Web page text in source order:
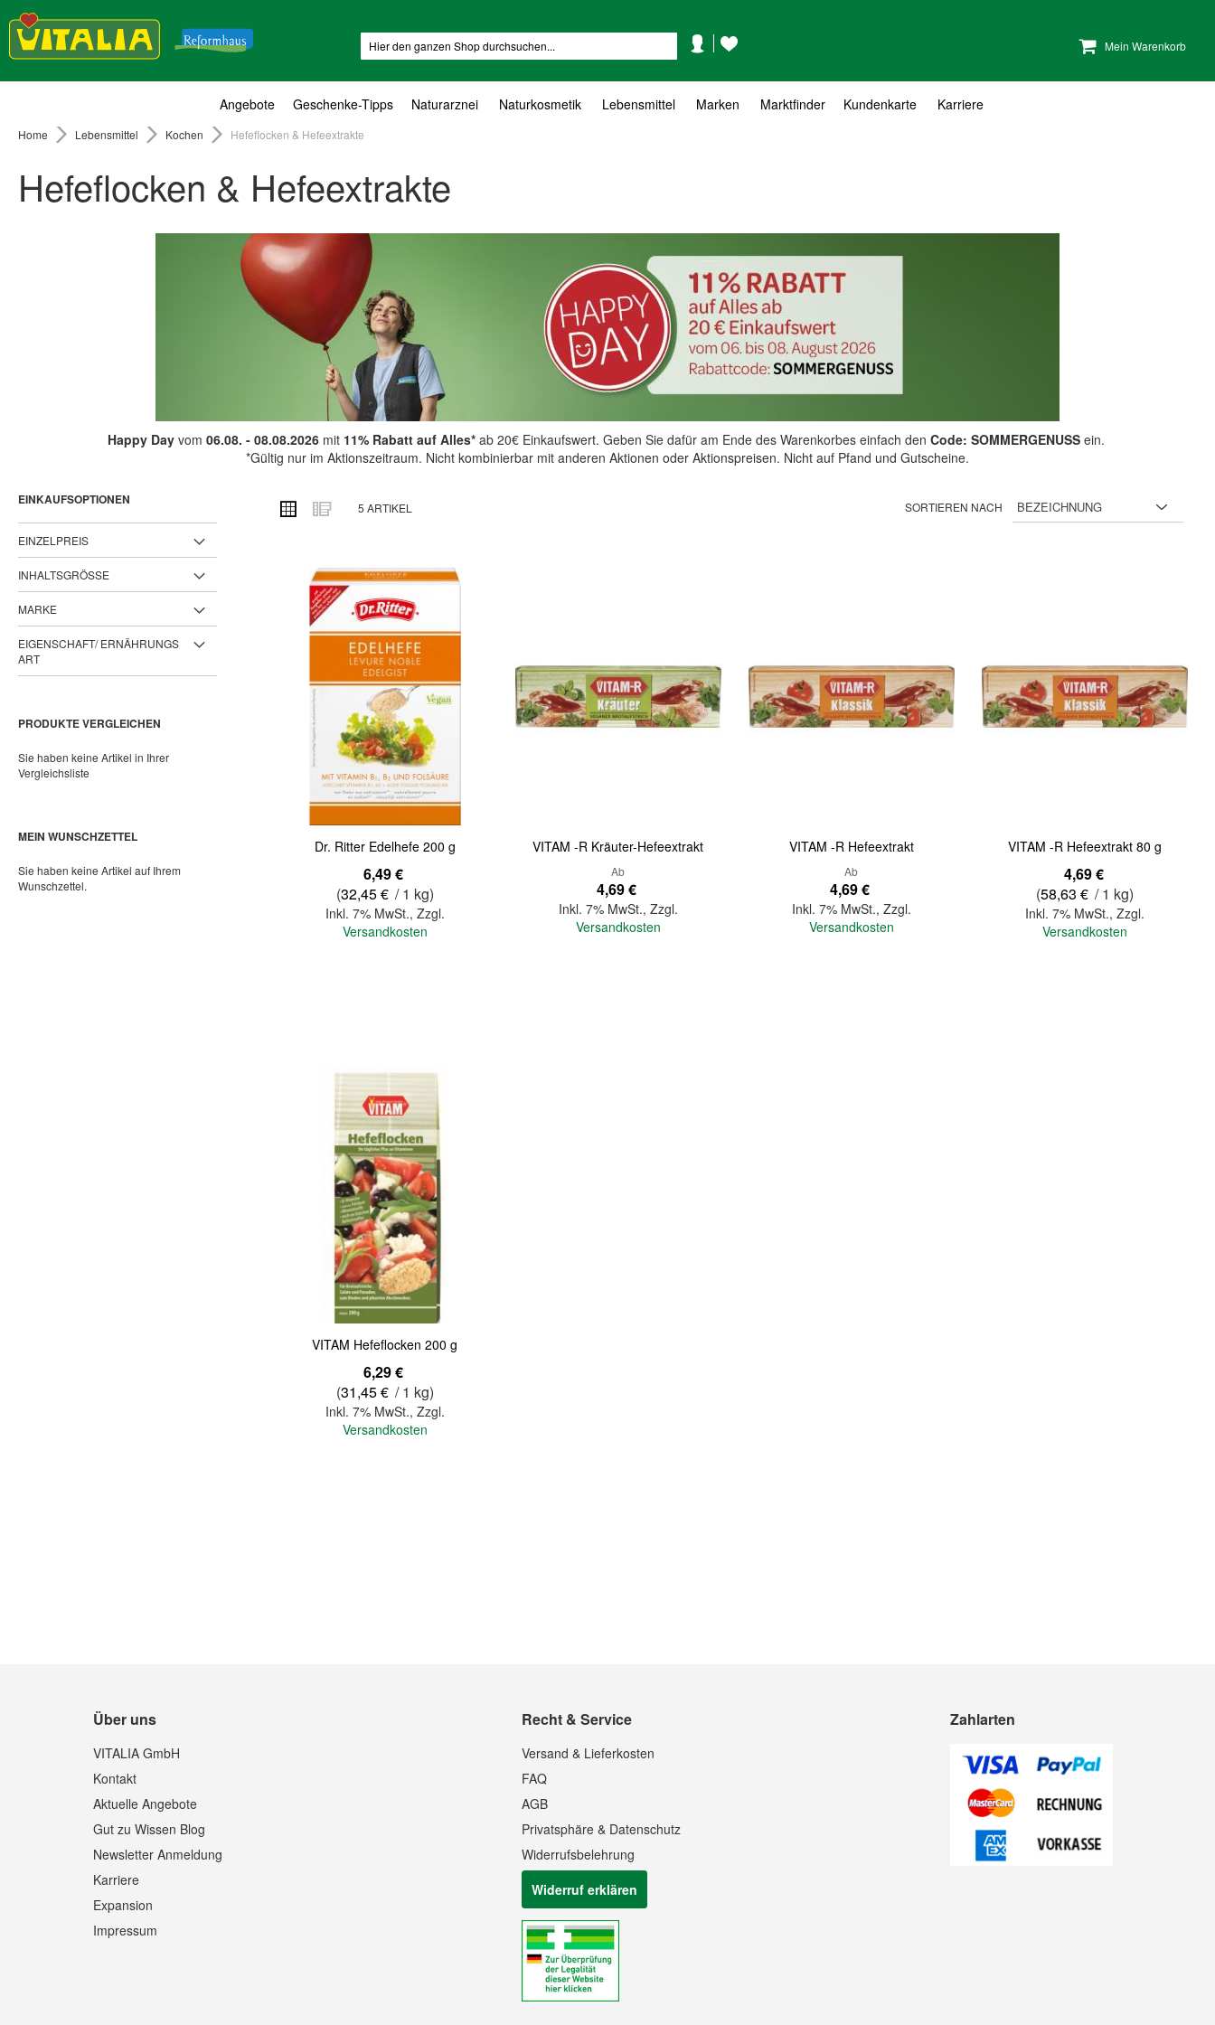
Mein Warenkorb
KontoWunschzettel
Angebote Geschenke-Tipps Naturarznei Naturkosmetik Lebensmittel Marken Marktfinder Kundenkarte Karriere
Home Lebensmittel Kochen Hefeflocken & Hefeextrakte
Hefeflocken & Hefeextrakte
Happy Dayvom 06.08. - 08.08.2026mit 11% Rabatt auf Alles*ab 20€ Einkaufswert. Geben Sie dafür am Ende des Warenkorbes einfach den Code: SOMMERGENUSSein.
*Gültig nur im Aktionszeitraum. Nicht kombinierbar mit anderen Aktionen oder Aktionspreisen. Nicht auf Pfand und Gutscheine.
ANSICHT
ALS
Raster Liste
5 ARTIKEL SORTIEREN NACH
Dr. Ritter Edelhefe 200 g
6,49 €
(32,45 € / 1 kg)
Inkl. 7% MwSt., Zzgl.
Versandkosten
Quickview
VITAM -R Kräuter-Hefeextrakt
Ab
4,69 €
Inkl. 7% MwSt., Zzgl.
Versandkosten
VITAM -R Hefeextrakt
Ab
4,69 €
Inkl. 7% MwSt., Zzgl.
Versandkosten
VITAM -R Hefeextrakt 80 g
4,69 €
(58,63 € / 1 kg)
Inkl. 7% MwSt.,Zzgl.
Versandkosten
VITAM Hefeflocken 200 g
6,29 €
(31,45 € / 1 kg)
Inkl. 7% MwSt., Zzgl.
Versandkosten
EINKAUFSOPTIONEN
EINZELPREIS
INHALTSGRÖSSE
MARKE
EIGENSCHAFT/ ERNÄHRUNGS
ART
PRODUKTE VERGLEICHEN
Sie haben keine Artikel in Ihrer
Vergleichsliste
MEIN WUNSCHZETTEL
Sie haben keine Artikel auf Ihrem
Wunschzettel.
Über uns
VITALIA GmbH
Kontakt
Aktuelle Angebote
Gut zu Wissen Blog
Newsletter Anmeldung
Karriere
Expansion
Impressum
Recht & Service
Versand & Lieferkosten
FAQ
AGB
Privatsphäre & Datenschutz
Widerrufsbelehrung
Widerruf erklären
Zahlarten